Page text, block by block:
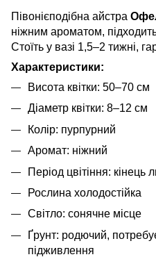
Півонієподібна айстра
ніжним ароматом,
Стоїть у вазі 1,5–2 тижні,
Характеристики:
Висота квітки: 50–70 см
Діаметр квітки: 8–12 см
Колір: пурпурний
Аромат: ніжний
Період цвітіння:
Рослина холодостійка
Світло: сонячне місце
Ґрунт: родючий,
підживлення